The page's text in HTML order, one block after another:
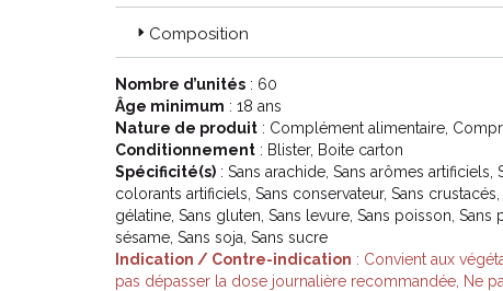
Composition
Nombre d’unités : 60
Âge minimum : 18 ans
Nature de produit : Complément alimentaire,
Conditionnement : Blister, Boite carton
Spécificité(s) : Sans arachide, Sans arômes artificiels,
colorants artificiels, Sans conservateur, Sans
gélatine, Sans gluten, Sans levure, Sans poisson, Sans
sésame, Sans soja, Sans sucre
Indication / Contre-indication : Convient aux
pas dépasser la dose journalière recommandée, Ne